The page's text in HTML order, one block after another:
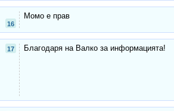
16
Момо е прав
17 Благодаря на Валко за информацията!